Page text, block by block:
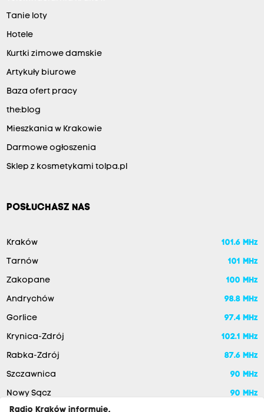
Tanie loty
Hotele
Kurtki zimowe damskie
Artykuły biurowe
Baza ofert pracy
the:blog
Mieszkania w Krakowie
Darmowe ogłoszenia
Sklep z kosmetykami tolpa.pl
POSŁUCHASZ NAS
Kraków 101.6 MHz
Tarnów 101 MHz
Zakopane 100 MHz
Andrychów 98.8 MHz
Gorlice 97.4 MHz
Krynica-Zdrój 102.1 MHz
Rabka-Zdrój 87.6 MHz
Szczawnica 90 MHz
Nowy Sącz
90 MHz
Radio Kraków informuje,